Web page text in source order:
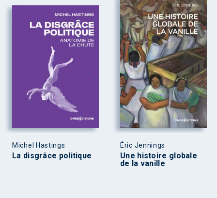
Michel Hastings
La disgrâce politique
Éric Jennings
Une histoire globale
de la vanille